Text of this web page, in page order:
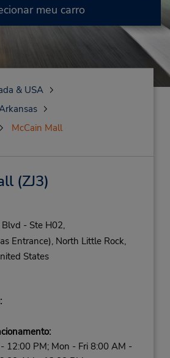
meu carro
& USA
McCain Mall
(ZJ3)
- Ste H02,
Entrance), North Little Rock,
States
12:00 PM; Mon - Fri 8:00 AM -